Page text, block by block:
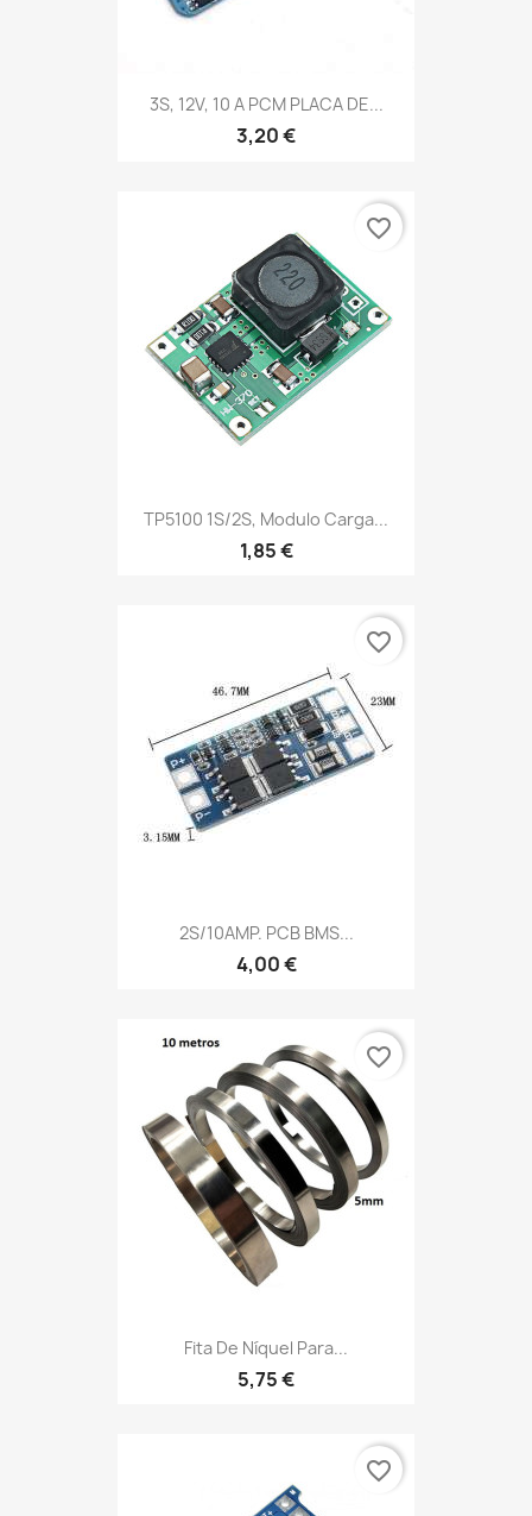
3S, 12V, 10 A PCM PLACA DE...
3,20 €
TP5100 1S/2S, Modulo Carga...
1,85 €
favorite_border
2S/10AMP. PCB BMS...
4,00 €
favorite_border
Fita De Níquel Para...
5,75 €
favorite_border
favorite_border